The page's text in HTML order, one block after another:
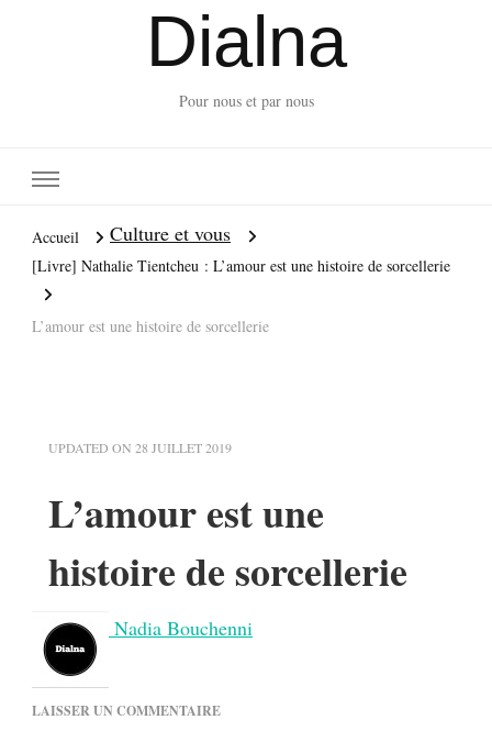
Dialna
Pour nous et par nous
Accueil Culture et vous
[Livre] Nathalie Tientcheu : L’amour est une histoire de sorcellerie
L’amour est une histoire de sorcellerie
UPDATED ON 28 JUILLET 2019
L’amour est une
histoire de sorcellerie
Nadia Bouchenni
LAISSER UN COMMENTAIRESUR